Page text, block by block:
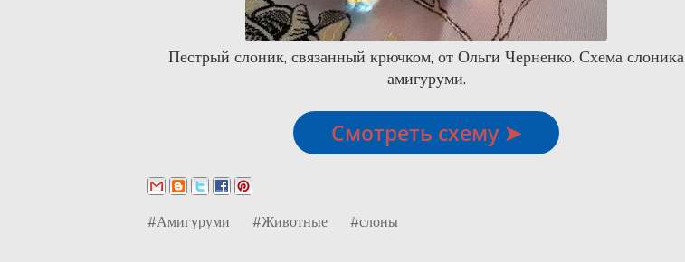
Пестрый слоник, связанный крючком, от Ольги Черненко. Схема слоника
амигуруми.
Смотреть схему ➤
#Амигуруми #Животные #слоны